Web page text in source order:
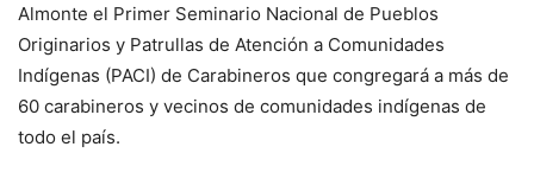
Almonte el Primer Seminario Nacional de Pueblos
Originarios y Patrullas de Atención a Comunidades
Indígenas (PACI) de Carabineros que congregará a más de
60 carabineros y vecinos de comunidades indígenas de
todo el país.